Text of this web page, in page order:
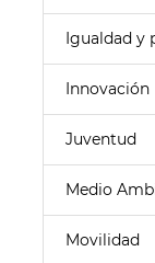
Igualdad y
Innovación
Juventud
Medio
Movilidad